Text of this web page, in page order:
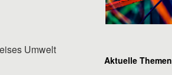
Umwelt
Aktuelle Themen